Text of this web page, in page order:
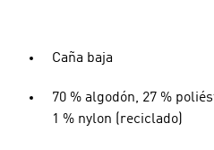
Caña baja
70 % algodón, 27 %
1 % nylon (reciclado)